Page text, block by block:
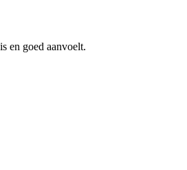
en goed aanvoelt.